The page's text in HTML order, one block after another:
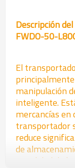
Descripción
FWDO-50-
El
manipulación
inteligente.
mercancías en
transportador
reduce
de
movilidad de